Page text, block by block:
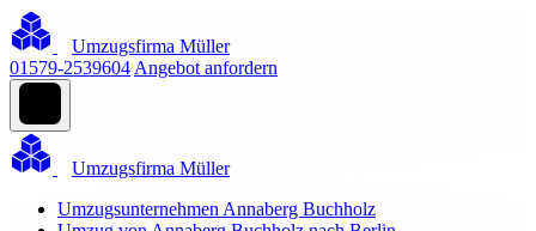
Umzugsfirma Müller
01579-2539604 Angebot anfordern
Umzugsfirma Müller
Umzugsunternehmen Annaberg Buchholz